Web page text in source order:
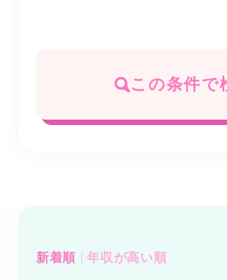
この条件で
新着順 年収が高い順